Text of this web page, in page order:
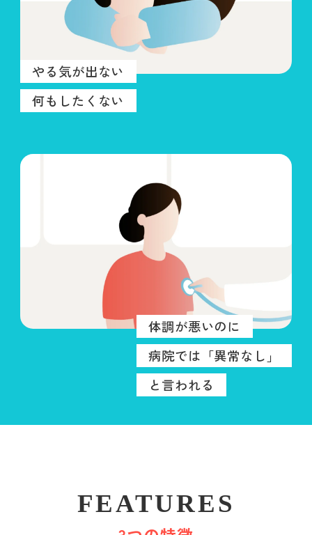
やる気が出ない
何もしたくない
体調が悪いのに
病院では「異常なし」
と言われる
FEATURES